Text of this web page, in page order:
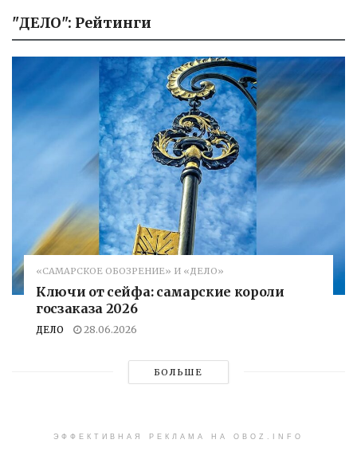
"ДЕЛО": Рейтинги
«САМАРСКОЕ ОБОЗРЕНИЕ» И «ДЕЛО»
Ключи от сейфа: самарские короли
госзаказа 2026
ДЕЛО 28.06.2026
БОЛЬШЕ
ЭФФЕКТИВНАЯ РЕКЛАМА НА OBOZ.INFO